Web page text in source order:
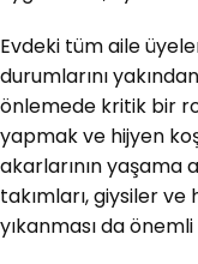
Evdeki tüm aile
durumlarını
önlemede kritik bir
yapmak ve hijyen
akarlarının yaşama
takımları, giysiler
yıkanması da